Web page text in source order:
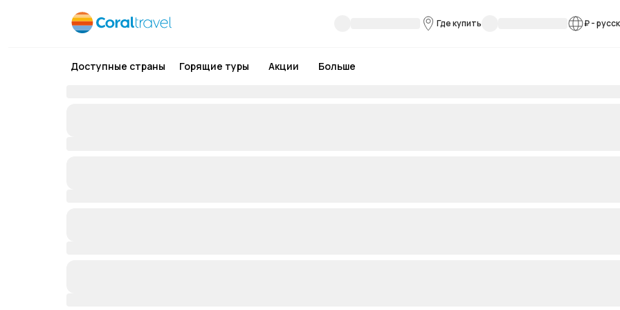
Где купить ₽-
Доступные страны Горящие туры Акции Больше